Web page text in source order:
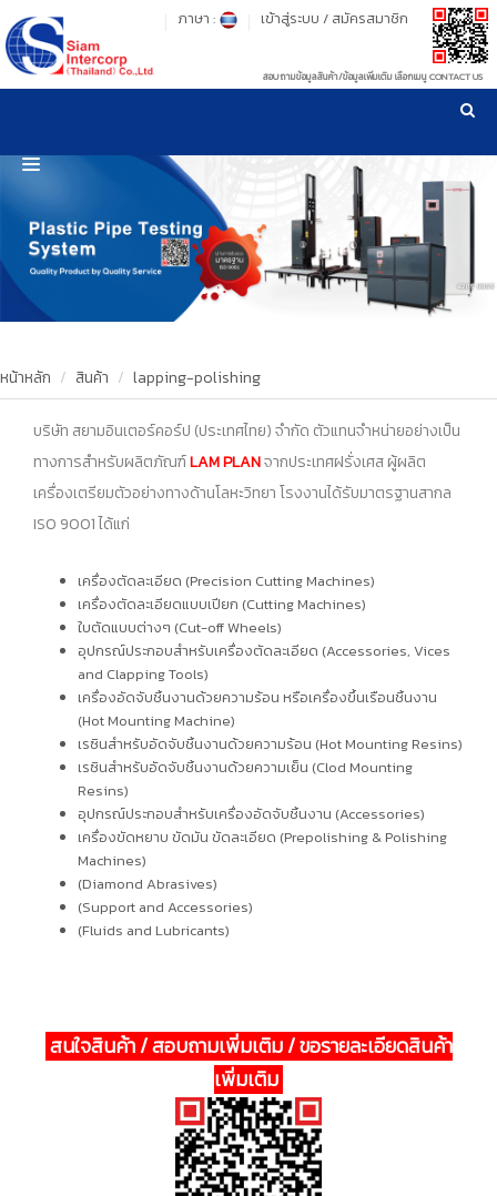
รู้ลึก รู้จริง เรื่องเครื่องมือทดสอบวัสดุ ! ยืน 1 เรื่องมาตรฐานการให้บริการ
เข้าสู่ระบบ / สมัครสมาชิก
ภาษา :
สอบถามข้อมูลสินค้า/ข้อมูลเพิ่มเติม เลือกเมนู CONTACT US
HOME
PRODUCT
OUR CLIENTS
OUR WORKS
CALIBRATION
CONTACT US
หน้าหลัก สินค้า lapping-polishing
บริษัท สยามอินเตอร์คอร์ป (ประเทศไทย) จำกัด ตัวแทนจำหน่ายอย่างเป็น
ทางการสำหรับผลิตภัณฑ์LAM PLANจากประเทศฝรั่งเศส ผู้ผลิต
เครื่องเตรียมตัวอย่างทางด้านโลหะวิทยา โรงงานได้รับมาตรฐานสากล
ISO 9001 ได้แก่
เครื่องตัดละเอียด (Precision Cutting Machines)
เครื่องตัดละเอียดแบบเปียก (Cutting Machines)
ใบตัดแบบต่างๆ (Cut-off Wheels)
อุปกรณ์ประกอบสำหรับเครื่องตัดละเอียด (Accessories, Vices
and Clapping Tools)
เครื่องอัดจับชิ้นงานด้วยความร้อน หรือเครื่องขึ้นเรือนชิ้นงาน
(Hot Mounting Machine)
เรซินสำหรับอัดจับชิ้นงานด้วยความร้อน (Hot Mounting Resins)
เรซินสำหรับอัดจับชิ้นงานด้วยความเย็น (Clod Mounting
Resins)
อุปกรณ์ประกอบสำหรับเครื่องอัดจับชิ้นงาน (Accessories)
เครื่องขัดหยาบ ขัดมัน ขัดละเอียด (Prepolishing & Polishing
Machines)
(Diamond Abrasives)
(Support and Accessories)
(Fluids and Lubricants)
สนใจสินค้า / สอบถามเพิ่มเติม / ขอรายละเอียดสินค้า
เพิ่มเติม